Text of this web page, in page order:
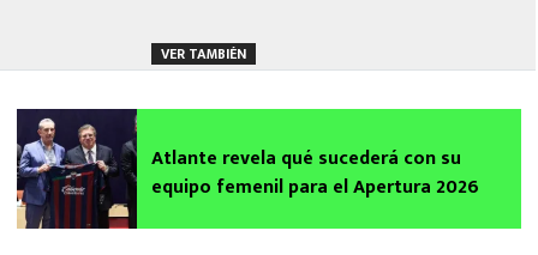
VER TAMBIÉN
Atlante revela qué sucederá con su
equipo femenil para el Apertura 2026